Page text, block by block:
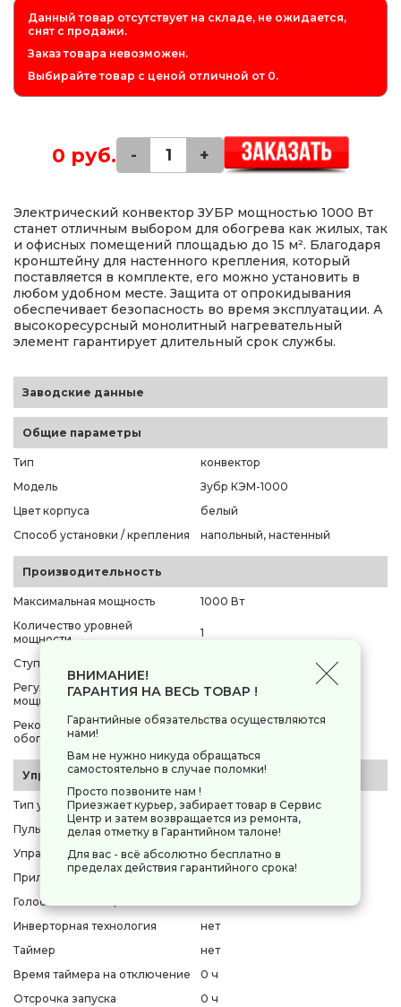
Данный товар отсутствует на складе, не ожидается,
снят с продажи.
Заказ товара невозможен.
Выбирайте товар с ценой отличной от 0.
0 руб. - +
Электрический конвектор ЗУБР мощностью 1000 Вт
станет отличным выбором для обогрева как жилых, так
и офисных помещений площадью до 15 м². Благодаря
кронштейну для настенного крепления, который
поставляется в комплекте, его можно установить в
любом удобном месте. Защита от опрокидывания
обеспечивает безопасность во время эксплуатации. А
высокоресурсный монолитный нагревательный
элемент гарантирует длительный срок службы.
Заводские данные
Общие параметры
Тип
конвектор
Модель
Зубр КЭМ-1000
Цвет корпуса
белый
Способ установки / крепления
напольный, настенный
Производительность
Максимальная мощность
1000 Вт
Количество уровней
мощности
1
Ступени мощности
Регулировка ступеней
мощности
нет
Рекомендуемая площадь
обогрева
Управление, функционал
Тип управления
механическое
Пульт ДУ
нет
Управление со смартфона
нет
Приложение для управления
Голосовой помощник
Инверторная технология
нет
Таймер
нет
Время таймера на отключение
0 ч
Отсрочка запуска
0 ч
ВНИМАНИЕ!
ГАРАНТИЯ НА ВЕСЬ ТОВАР !
Гарантийные обязательства осуществляются
нами!
Вам не нужно никуда обращаться
самостоятельно в случае поломки!
Просто позвоните нам !
Приезжает курьер, забирает товар в Сервис
Центр и затем возвращается из ремонта,
делая отметку в Гарантийном талоне!
Для вас - всё абсолютно бесплатно в
пределах действия гарантийного срока!